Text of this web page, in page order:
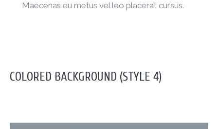
Maecenas eu metus vel leo placerat cursus.
COLORED BACKGROUND (STYLE 4)